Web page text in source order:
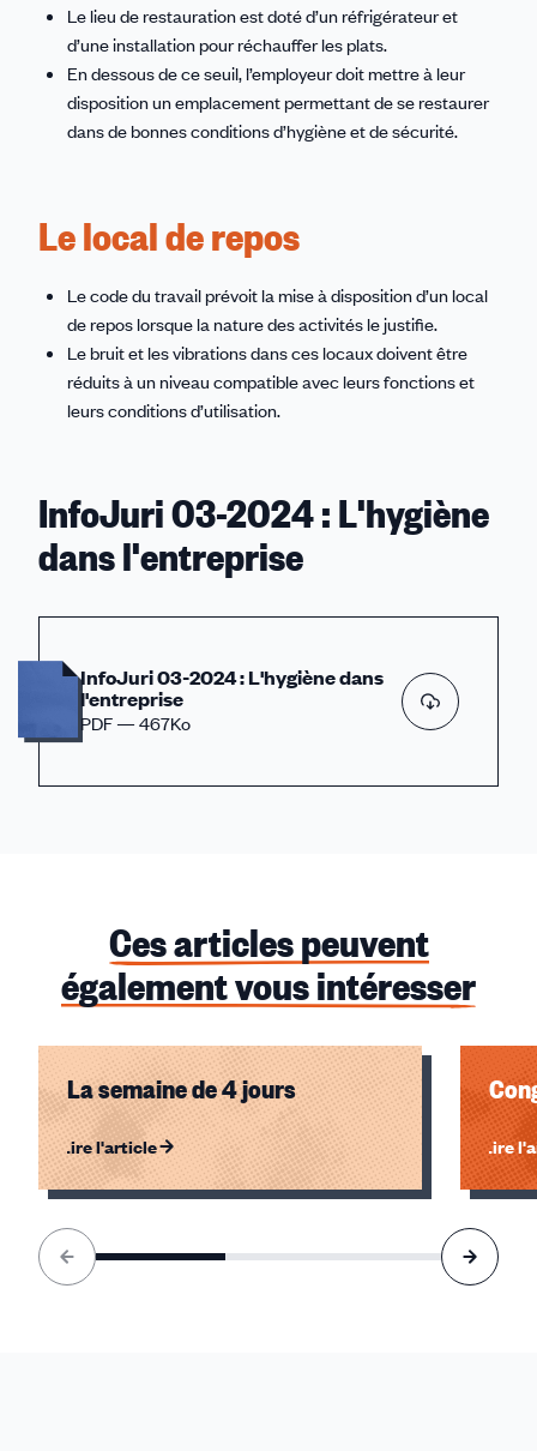
Le lieu de restauration est doté d’un réfrigérateur et
d’une installation pour réchauffer les plats.
En dessous de ce seuil, l’employeur doit mettre à leur
disposition un emplacement permettant de se restaurer
dans de bonnes conditions d’hygiène et de sécurité.
Le local de repos
Le code du travail prévoit la mise à disposition d’un local
de repos lorsque la nature des activités le justifie.
Le bruit et les vibrations dans ces locaux doivent être
réduits à un niveau compatible avec leurs fonctions et
leurs conditions d’utilisation.
InfoJuri 03-2024 : L'hygiène
dans l'entreprise
InfoJuri 03-2024 : L'hygiène dans
l'entreprise
PDF — 467Ko
Ces articles peuvent
également vous intéresser
La semaine de 4 jours
Lire l'article Lire